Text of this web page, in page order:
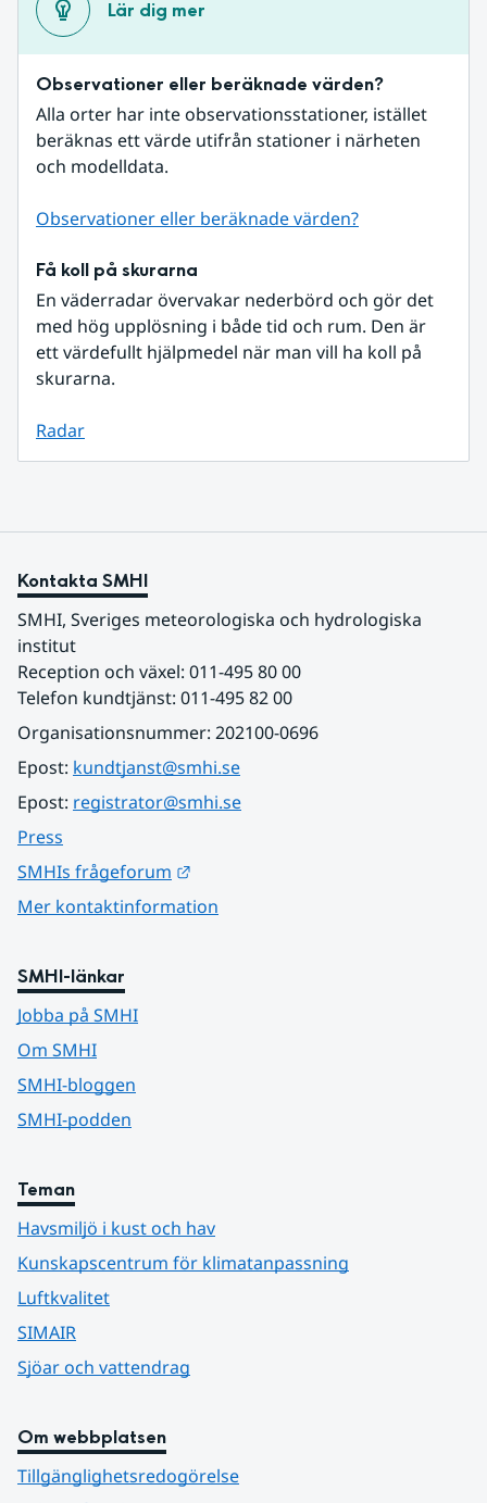
Lär dig mer
Observationer eller beräknade värden?
Alla orter har inte observationsstationer, istället
beräknas ett värde utifrån stationer i närheten
och modelldata.
Observationer eller beräknade värden?
Få koll på skurarna
En väderradar övervakar nederbörd och gör det
med hög upplösning i både tid och rum. Den är
ett värdefullt hjälpmedel när man vill ha koll på
skurarna.
Radar
Kontakta SMHI
SMHI, Sveriges meteorologiska och hydrologiska
institut
Reception och växel: 011-495 80 00
Telefon kundtjänst: 011-495 82 00
Organisationsnummer: 202100-0696
Epost: kundtjanst@smhi.se
Epost: registrator@smhi.se
Press
SMHIs frågeforum
Mer kontaktinformation
SMHI-länkar
Jobba på SMHI
Om SMHI
SMHI-bloggen
SMHI-podden
Teman
Havsmiljö i kust och hav
Kunskapscentrum för klimatanpassning
Luftkvalitet
SIMAIR
Sjöar och vattendrag
Om webbplatsen
Tillgänglighetsredogörelse